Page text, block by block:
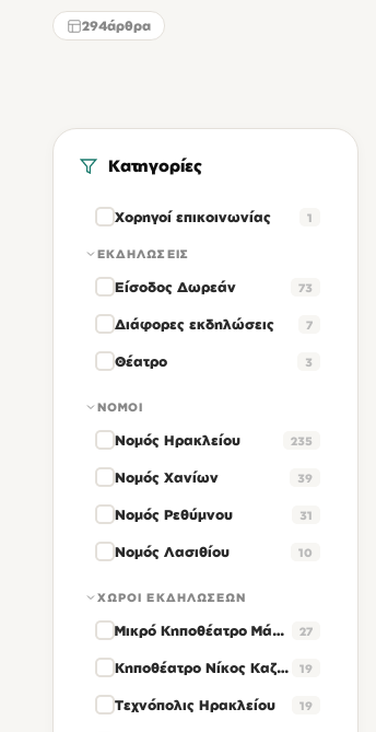
294άρθρα
Κατηγορίες
Χορηγοί επικοινωνίας 1
ΕΚΔΗΛΏΣΕΙΣ
Είσοδος Δωρεάν 73
Διάφορες εκδηλώσεις 7
Θέατρο 3
ΝΟΜΟΊ
Νομός Ηρακλείου 235
Νομός Χανίων 39
Νομός Ρεθύμνου 31
Νομός Λασιθίου 10
ΧΏΡΟΙ ΕΚΔΗΛΏΣΕΩΝ
Μικρό Κηποθέατρο Μάνος Χατζηδάκις Ηρακλείου 27
Κηποθέατρο Νίκος Καζαντζάκης Ηρακλείου 19
Τεχνόπολις Ηρακλείου 19